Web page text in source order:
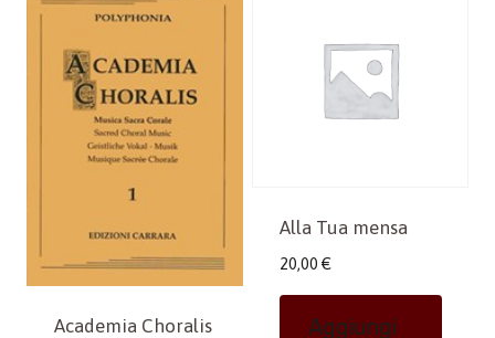
Academia Choralis
Alla Tua mensa
20,00 €
Aggiungi